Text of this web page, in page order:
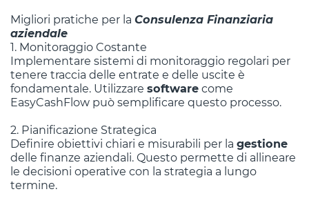
Migliori pratiche per la Consulenza Finanziaria
aziendale
1. Monitoraggio Costante
Implementare sistemi di monitoraggio regolari per
tenere traccia delle entrate e delle uscite è
fondamentale. Utilizzare software come
EasyCashFlow può semplificare questo processo.
2. Pianificazione Strategica
Definire obiettivi chiari e misurabili per la gestione
delle finanze aziendali. Questo permette di allineare
le decisioni operative con la strategia a lungo
termine.